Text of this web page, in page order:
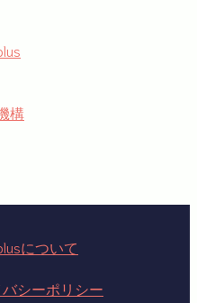
構
について
バシーポリシー